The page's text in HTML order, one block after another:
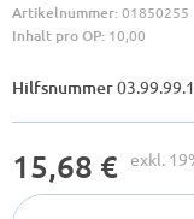
Artikelnummer:01850255
Inhalt pro OP: 10,00
Hilfsnummer
15,68 € exkl.